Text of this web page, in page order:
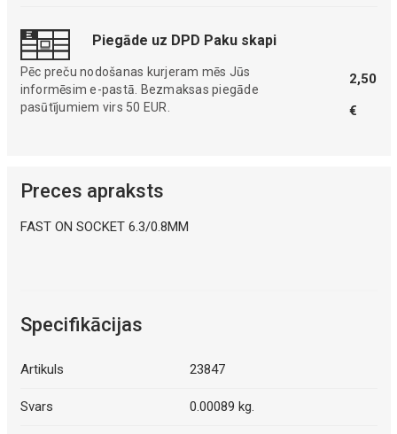
Piegāde uz DPD Paku skapi
Pēc preču nodošanas kurjeram mēs Jūs
informēsim e-pastā. Bezmaksas piegāde
pasūtījumiem virs 50 EUR.
2,50
€
Preces apraksts
FAST ON SOCKET 6.3/0.8MM
Specifikācijas
Artikuls 23847
Svars 0.00089 kg.